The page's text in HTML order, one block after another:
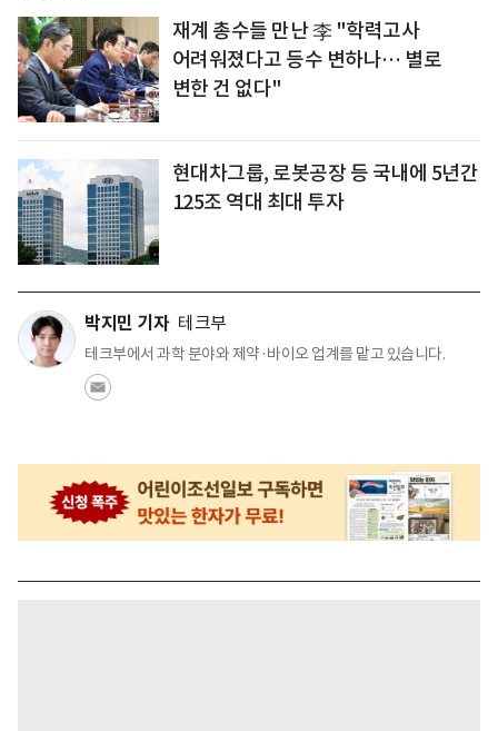
재계 총수들 만난 李 "학력고사
어려워졌다고 등수 변하나… 별로
변한 건 없다"
현대차그룹, 로봇공장 등 국내에 5년간
125조 역대 최대 투자
박지민 기자 테크부
테크부에서 과학 분야와 제약·바이오 업계를 맡고 있습니다.